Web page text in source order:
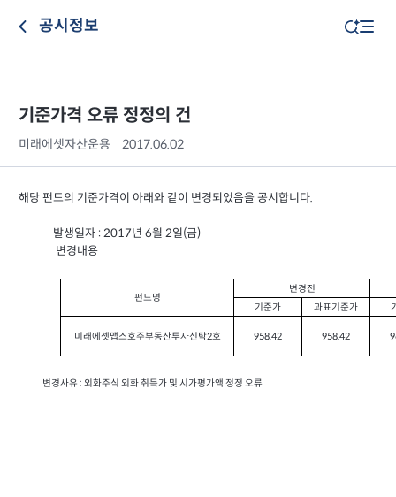
공시정보
기준가격 오류 정정의 건
미래에셋자산운용 2017.06.02
해당 펀드의 기준가격이 아래와 같이 변경되었음을 공시합니다.
발생일자: 2017년 6월 2일(금)
변경내용
펀드명
변경전
기준가
과표기준가
미래에셋맵스호주부동산투자신탁2호 958.42 958.42
변경사유 : 외화주식 외화 취득가 및 시가평가액 정정 오류